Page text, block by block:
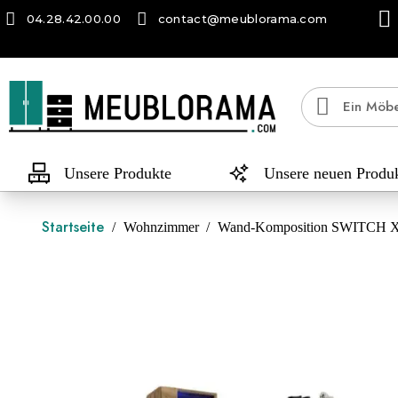
04.28.42.00.00 contact@meublorama.com
Unsere Produkte Unsere neuen
Startseite Wohnzimmer Wand-Komposition SWITCH